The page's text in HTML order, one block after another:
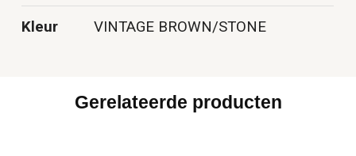
Kleur VINTAGE BROWN/STONE
Gerelateerde producten